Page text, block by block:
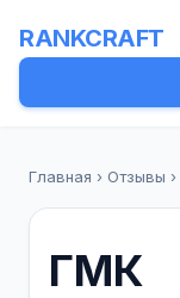
RANKCRAFT
Главная › Отзывы ›
ГМК